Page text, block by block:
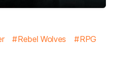
Rebel Wolves
RPG